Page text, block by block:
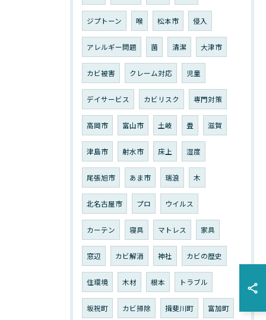
ジプトーン 喉 松本市 侵入
アレルギー問題 菌 清潔 大津市
カビ被害 クレーム対応 児童
デイサービス カビリスク 専門対策
高岡市 富山市 土岐 畳 滋賀
津島市 射水市 床上 湿度
尾張旭市 あま市 瑞浪 木
北名古屋市 プロ ウイルス
カーテン 寝具 マトレス 家具
窓辺 カビ解消 神社 カビの歴史
住環境 木材 根本 トラブル
坂祝町 カビ掃除 揖斐川町 富加町